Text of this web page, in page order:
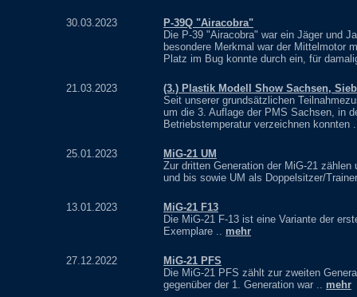
30.03.2023
P-39Q "Airacobra"
Die P-39 "Airacobra" war ein Jäger und
besondere Merkmal war der Mittelmotor
Platz im Bug konnte durch ein, für
21.03.2023
(3.) Plastik Modell Show Sachsen,
Seit unserer grundsätzlichen
um die 3. Auflage der PMS Sachsen, in
Betriebstemperatur verzeichnen konnten
25.01.2023
MiG-21 UM
Zur dritten Generation der MiG-21
und bis sowie UM als Doppelsitzer/
13.01.2023
MiG-21 F13
Die MiG-21 F-13 ist eine Variante der
Exemplare .. mehr
27.12.2022
MiG-21 PFS
Die MiG-21 PFS zählt zur zweiten
gegenüber der 1. Generation war .. mehr